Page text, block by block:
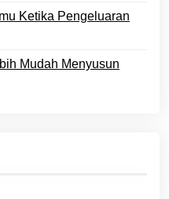
Ketika Pengeluaran
Mudah Menyusun